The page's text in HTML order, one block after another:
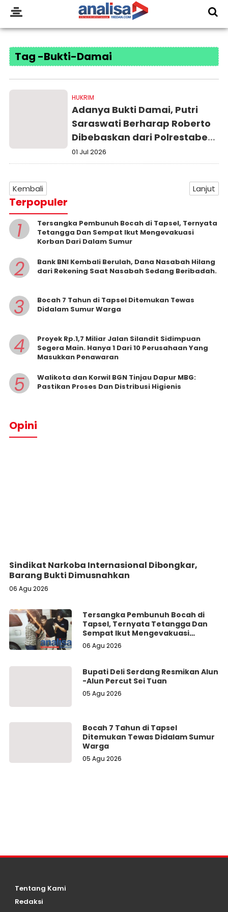
Tag -Bukti-Damai
HUKRIM
Adanya Bukti Damai, Putri
Saraswati Berharap Roberto
Dibebaskan dari Polrestabes
Medan
01 Jul 2026
Kembali Lanjut
Terpopuler
1
Tersangka Pembunuh Bocah di Tapsel, Ternyata
Tetangga Dan Sempat Ikut Mengevakuasi
Korban Dari Dalam Sumur
2
Bank BNI Kembali Berulah, Dana Nasabah Hilang
dari Rekening Saat Nasabah Sedang Beribadah.
3
Bocah 7 Tahun di Tapsel Ditemukan Tewas
Didalam Sumur Warga
4
Proyek Rp.1,7 Miliar Jalan Silandit Sidimpuan
Segera Main. Hanya 1 Dari 10 Perusahaan Yang
Masukkan Penawaran
5
Walikota dan Korwil BGN Tinjau Dapur MBG:
Pastikan Proses Dan Distribusi Higienis
Opini
Sindikat Narkoba Internasional Dibongkar,
Barang Bukti Dimusnahkan
06 Agu 2026
Tersangka Pembunuh Bocah di
Tapsel, Ternyata Tetangga Dan
Sempat Ikut Mengevakuasi
Korban Dari Dalam Sumur
06 Agu 2026
Bupati Deli Serdang Resmikan Alun
-Alun Percut Sei Tuan
05 Agu 2026
Bocah 7 Tahun di Tapsel
Ditemukan Tewas Didalam Sumur
Warga
05 Agu 2026
Tentang Kami
Redaksi